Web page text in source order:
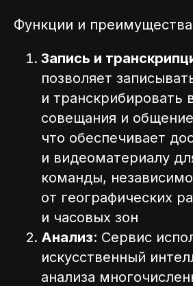
Функции и преимущества
Запись и
позволяет
и транскрибировать
совещания и
что обеспечивает
и видеоматериалу
команды, независимо
от географических
и часовых зон
Анализ: Сервис
искусственный
анализа